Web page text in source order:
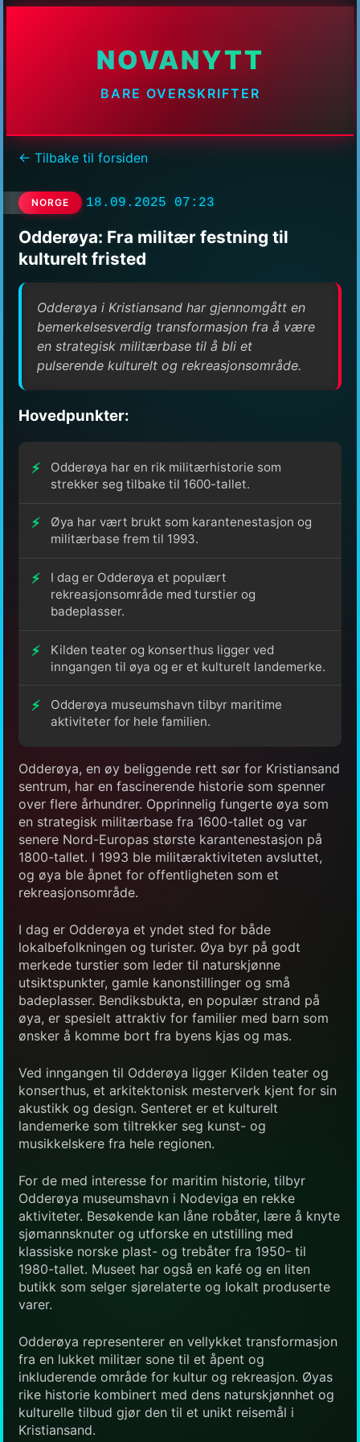
NOVANYTT
BARE OVERSKRIFTER
← Tilbake til forsiden
NORGE 18.09.2025 07:23
Odderøya: Fra militær festning til
kulturelt fristed
Odderøya i Kristiansand har gjennomgått en
bemerkelsesverdig transformasjon fra å være
en strategisk militærbase til å bli et
pulserende kulturelt og rekreasjonsområde.
Hovedpunkter:
Odderøya har en rik militærhistorie som
strekker seg tilbake til 1600-tallet.
Øya har vært brukt som karantenestasjon og
militærbase frem til 1993.
I dag er Odderøya et populært
rekreasjonsområde med turstier og
badeplasser.
Kilden teater og konserthus ligger ved
inngangen til øya og er et kulturelt landemerke.
Odderøya museumshavn tilbyr maritime
aktiviteter for hele familien.
Odderøya, en øy beliggende rett sør for Kristiansand
sentrum, har en fascinerende historie som spenner
over flere århundrer. Opprinnelig fungerte øya som
en strategisk militærbase fra 1600-tallet og var
senere Nord-Europas største karantenestasjon på
1800-tallet. I 1993 ble militæraktiviteten avsluttet,
og øya ble åpnet for offentligheten som et
rekreasjonsområde.
I dag er Odderøya et yndet sted for både
lokalbefolkningen og turister. Øya byr på godt
merkede turstier som leder til naturskjønne
utsiktspunkter, gamle kanonstillinger og små
badeplasser. Bendiksbukta, en populær strand på
øya, er spesielt attraktiv for familier med barn som
ønsker å komme bort fra byens kjas og mas.
Ved inngangen til Odderøya ligger Kilden teater og
konserthus, et arkitektonisk mesterverk kjent for sin
akustikk og design. Senteret er et kulturelt
landemerke som tiltrekker seg kunst- og
musikkelskere fra hele regionen.
For de med interesse for maritim historie, tilbyr
Odderøya museumshavn i Nodeviga en rekke
aktiviteter. Besøkende kan låne robåter, lære å knyte
sjømannsknuter og utforske en utstilling med
klassiske norske plast- og trebåter fra 1950- til
1980-tallet. Museet har også en kafé og en liten
butikk som selger sjørelaterte og lokalt produserte
varer.
Odderøya representerer en vellykket transformasjon
fra en lukket militær sone til et åpent og
inkluderende område for kultur og rekreasjon. Øyas
rike historie kombinert med dens naturskjønnhet og
kulturelle tilbud gjør den til et unikt reisemål i
Kristiansand.